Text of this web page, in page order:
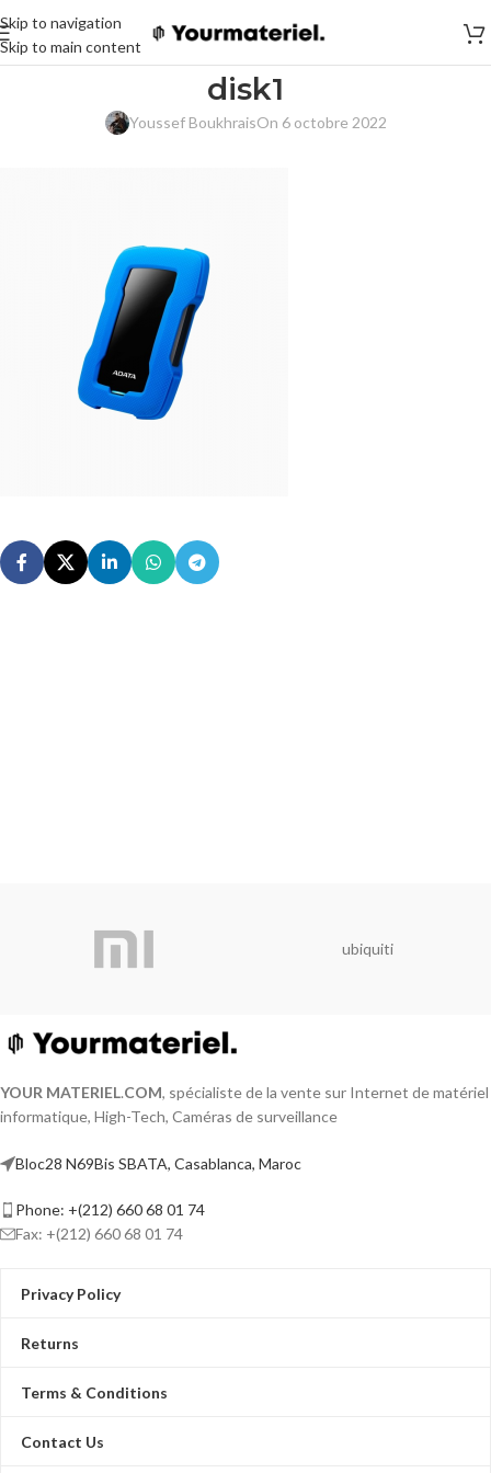
Skip to navigation
Skip to main content
disk1
Youssef BoukhraisOn 6 octobre 2022
ubiquiti
YOUR MATERIEL.COM, spécialiste de la vente sur Internet de matériel
informatique, High-Tech, Caméras de surveillance
Bloc28 N69Bis SBATA, Casablanca, Maroc
Phone: +(212) 660 68 01 74
Fax: +(212) 660 68 01 74
Privacy Policy
Returns
Terms & Conditions
Contact Us